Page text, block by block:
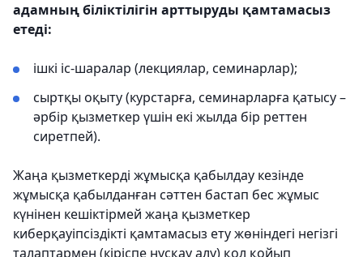
адамның біліктілігін арттыруды қамтамасыз
етеді:
ішкі іс-шаралар (лекциялар, семинарлар);
сыртқы оқыту (курстарға, семинарларға қатысу –
әрбір қызметкер үшін екі жылда бір реттен
сиретпей).
Жаңа қызметкерді жұмысқа қабылдау кезінде
жұмысқа қабылданған сәттен бастап бес жұмыс
күнінен кешіктірмей жаңа қызметкер
киберқауіпсіздікті қамтамасыз ету жөніндегі негізгі
талаптармен (кіріспе нұсқау алу) қол қойып